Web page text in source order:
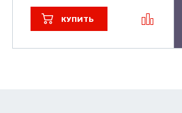
КУПИТЬ